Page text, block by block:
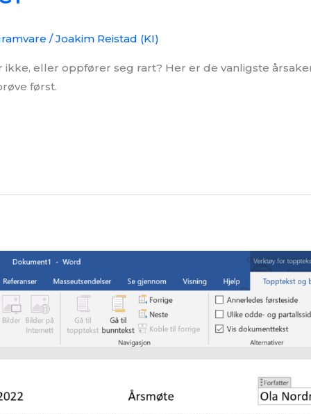
/Joakim Reistad (KI)
ikke, eller oppfører seg rart? Her er de vanligste
først.